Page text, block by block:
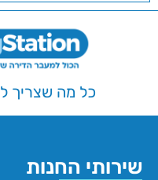
כל מה שצריך
שירותי החנות